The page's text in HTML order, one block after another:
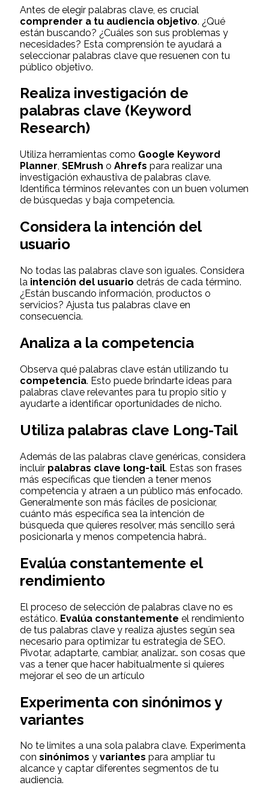
Antes de elegir palabras clave, es crucial
comprender a tu audiencia objetivo. ¿Qué
están buscando? ¿Cuáles son sus problemas y
necesidades? Esta comprensión te ayudará a
seleccionar palabras clave que resuenen con tu
público objetivo.
Realiza investigación de
palabras clave (Keyword
Research)
Utiliza herramientas como Google Keyword
Planner, SEMrush o Ahrefs para realizar una
investigación exhaustiva de palabras clave.
Identifica términos relevantes con un buen volumen
de búsquedas y baja competencia.
Considera la intención del
usuario
No todas las palabras clave son iguales. Considera
la intención del usuario detrás de cada término.
¿Están buscando información, productos o
servicios? Ajusta tus palabras clave en
consecuencia.
Analiza a la competencia
Observa qué palabras clave están utilizando tu
competencia. Esto puede brindarte ideas para
palabras clave relevantes para tu propio sitio y
ayudarte a identificar oportunidades de nicho.
Utiliza palabras clave Long-Tail
Además de las palabras clave genéricas, considera
incluir palabras clave long-tail. Estas son frases
más específicas que tienden a tener menos
competencia y atraen a un público más enfocado.
Generalmente son más fáciles de posicionar,
cuánto más específica sea la intención de
búsqueda que quieres resolver, más sencillo será
posicionarla y menos competencia habrá..
Evalúa constantemente el
rendimiento
El proceso de selección de palabras clave no es
estático. Evalúa constantemente el rendimiento
de tus palabras clave y realiza ajustes según sea
necesario para optimizar tu estrategia de SEO.
Pivotar, adaptarte, cambiar, analizar… son cosas que
vas a tener que hacer habitualmente si quieres
mejorar el seo de un artículo
Experimenta con sinónimos y
variantes
No te limites a una sola palabra clave. Experimenta
con sinónimos y variantes para ampliar tu
alcance y captar diferentes segmentos de tu
audiencia.